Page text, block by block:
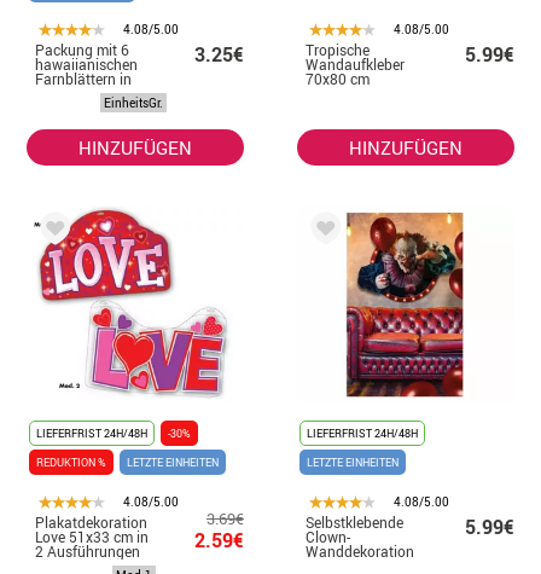
4.08/5.00
Packung mit 6
hawaiianischen
Farnblättern in
verschiedenen
3.25€
EinheitsGr.
HINZUFÜGEN
4.08/5.00
Tropische
Wandaufkleber
70x80 cm
5.99€
HINZUFÜGEN
LIEFERFRIST 24H/48H
-30%
REDUKTION %
LETZTE EINHEITEN
4.08/5.00
Plakatdekoration
Love 51x33 cm in
2 Ausführungen
3.69€
2.59€
LIEFERFRIST 24H/48H
LETZTE EINHEITEN
4.08/5.00
Selbstklebende
Clown-
Wanddekoration
5.99€